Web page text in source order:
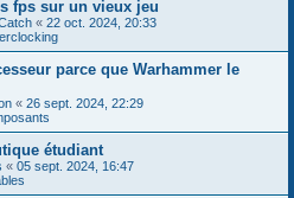
fps sur un vieux jeu
« 22 oct. 2024, 20:33
parce que Warhammer le
« 26 sept. 2024, 22:29
étudiant
« 05 sept. 2024, 16:47